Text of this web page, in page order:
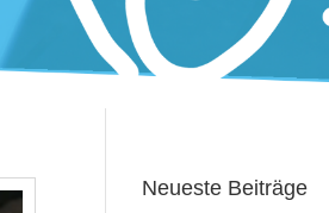
Neueste Beiträge